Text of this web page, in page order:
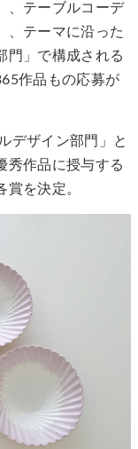
、テーブルコーデ
、テーマに沿った
門」で構成される
作品もの応募が
デザイン部門」と
秀作品に授与する
賞を決定。